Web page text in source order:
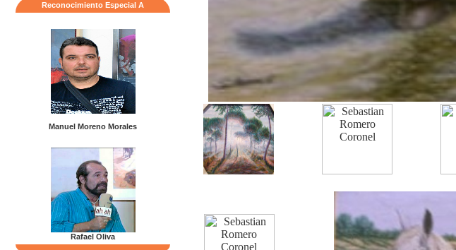
Reconocimiento Especial A
Manuel Moreno Morales
Rafael Oliva